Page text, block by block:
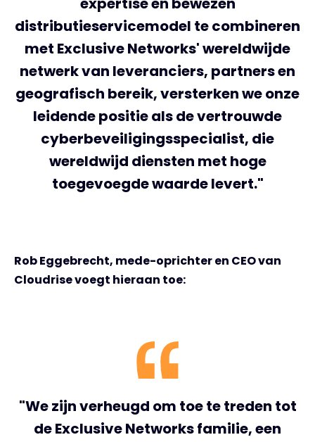
distributieservicemodel te combineren
met Exclusive Networks' wereldwijde
netwerk van leveranciers, partners en
geografisch bereik, versterken we onze
leidende positie als de vertrouwde
cyberbeveiligingsspecialist, die
wereldwijd diensten met hoge
toegevoegde waarde levert."
Rob Eggebrecht, mede-oprichter en CEO van
Cloudrise voegt hieraan toe:
"We zijn verheugd om toe te treden tot
de Exclusive Networks familie, een